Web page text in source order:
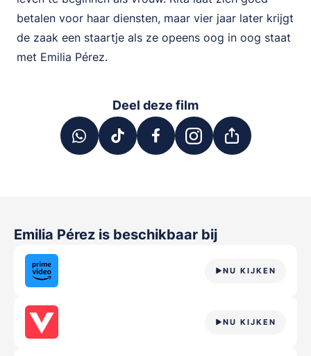
betalen voor haar diensten, maar vier jaar later krijgt
de zaak een staartje als ze opeens oog in oog staat
met Emilia Pérez.
Deel deze film
Emilia Pérez is beschikbaar bij
NU KIJKEN
NU KIJKEN